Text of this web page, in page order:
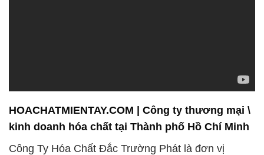
HOACHATMIENTAY.COM | Công ty thương mại \
kinh doanh hóa chất tại Thành phố Hồ Chí Minh
Công Ty Hóa Chất Đắc Trường Phát là đơn vị